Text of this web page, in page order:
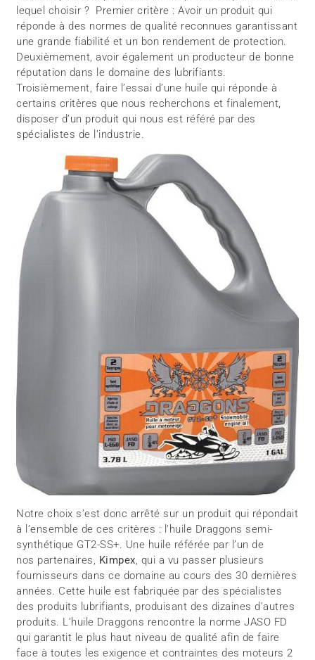
lequel choisir ? Premier critère : Avoir un produit qui
réponde à des normes de qualité reconnues garantissant
une grande fiabilité et un bon rendement de protection.
Deuxièmement, avoir également un producteur de bonne
réputation dans le domaine des lubrifiants.
Troisièmement, faire l’essai d’une huile qui réponde à
certains critères que nous recherchons et finalement,
disposer d’un produit qui nous est référé par des
spécialistes de l’industrie.
Notre choix s’est donc arrêté sur un produit qui répondait
à l’ensemble de ces critères : l’huile Draggons semi-
synthétique GT2-SS+. Une huile référée par l’un de
nos partenaires, Kimpex, qui a vu passer plusieurs
fournisseurs dans ce domaine au cours des 30 dernières
années. Cette huile est fabriquée par des spécialistes
des produits lubrifiants, produisant des dizaines d’autres
produits. L’huile Draggons rencontre la norme JASO FD
qui garantit le plus haut niveau de qualité afin de faire
face à toutes les exigence et contraintes des moteurs 2